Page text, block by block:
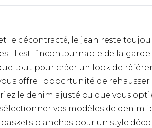
le décontracté, le jean reste
Il est l’incontournable de la
tout pour créer un look de
offre l’opportunité de rehausser
le denim ajusté ou que vous
vos modèles de denim
blanches pour un style